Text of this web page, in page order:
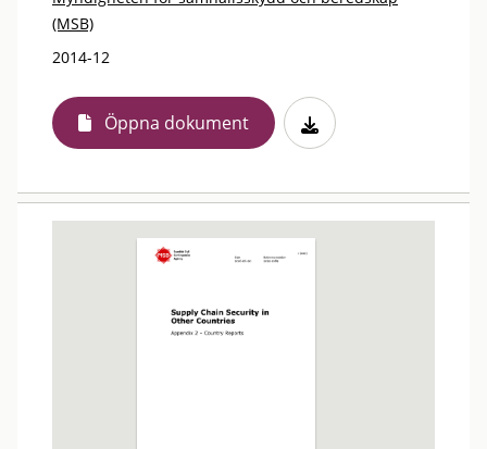
(MSB)
2014-12
Öppna dokument